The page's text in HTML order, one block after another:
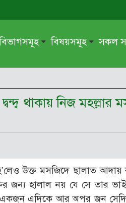
দরসে কুরআন
প্রসঙ্গ
সময়ের ভাবনা
মহিলা অঙ্গন
বিষয়সমূহ
শিক্ষা ও সংস্কৃতি
পরকাল
নীতি-নৈতিকতা
তারবিয়াত
সকল
থাকায় নিজ
উক্ত মসজিদে ছালাত
জন্য হালাল নয় যে সে তার
একজন এদিকে আর অপর জন